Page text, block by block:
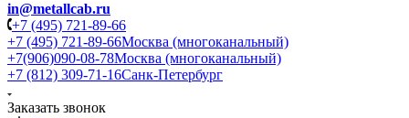
in@metallcab.ru
+7 (495) 721-89-66
+7 (495) 721-89-66Москва (многоканальный)
+7(906)090-08-78Москва (многоканальный)
+7 (812) 309-71-16Санк-Петербург
Заказать звонок